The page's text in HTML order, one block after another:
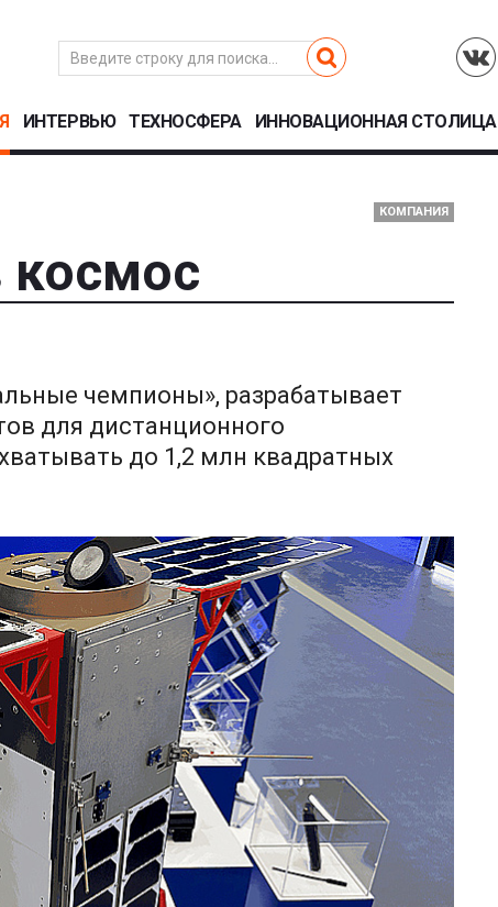
ИНТЕРВЬЮ ТЕХНОСФЕРА ИННОВАЦИОННАЯ СТОЛИЦА
КОМПАНИЯ
космос
чемпионы», разрабатывает
для дистанционного
до 1,2 млн квадратных